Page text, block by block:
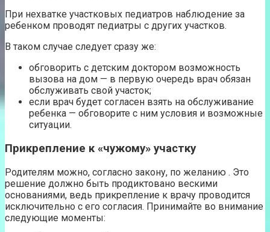
При нехватке участковых педиатров наблюдение за
ребенком проводят педиатры с других участков.
В таком случае следует сразу же:
обговорить с детским доктором возможность
вызова на дом — в первую очередь врач обязан
обслуживать свой участок;
если врач будет согласен взять на обслуживание
ребенка — обговорите с ним условия и возможные
ситуации.
Прикрепление к «чужому» участку
Родителям можно, согласно закону, по желанию . Это
решение должно быть продиктовано вескими
основаниями, ведь прикрепление к врачу проводится
исключительно с его согласия. Принимайте во внимание
следующие моменты: